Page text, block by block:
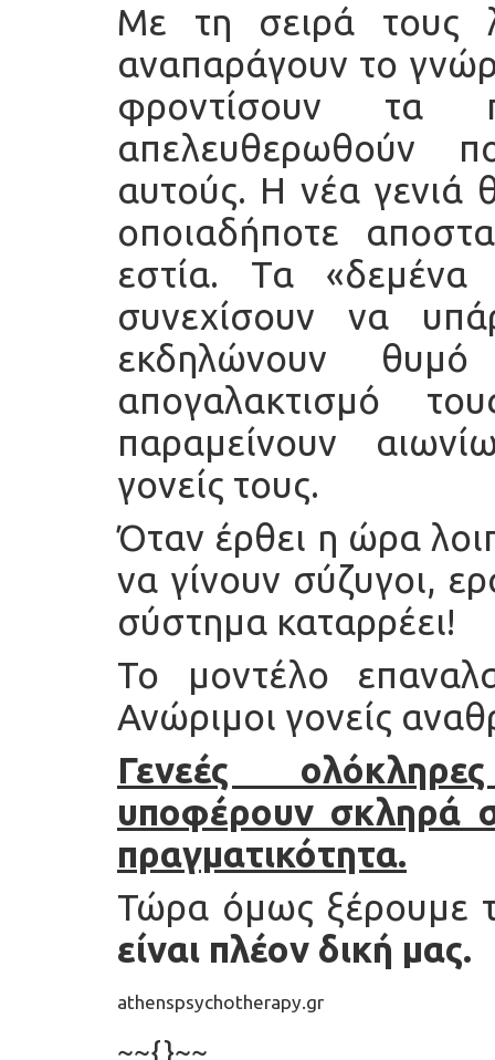
Με τη σειρά τους
αναπαράγουν το
φροντίσουν τα
απελευθερωθούν
αυτούς. Η νέα γενιά
οποιαδήποτε
εστία. Τα «δεμένα
συνεχίσουν να
εκδηλώνουν
απογαλακτισμό
παραμείνουν
γονείς τους.
Όταν έρθει η ώρα
να γίνουν σύζυγοι,
σύστημα καταρρέει!
Το μοντέλο
Ανώριμοι γονείς
Γενεές
υποφέρουν σκληρά
πραγματικότητα.
Τώρα όμως ξέρουμε
είναι πλέον δική μας.
athenspsychotherapy.gr
~~{}~~